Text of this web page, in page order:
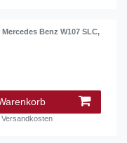
Benz W107 SLC,
Versandkosten